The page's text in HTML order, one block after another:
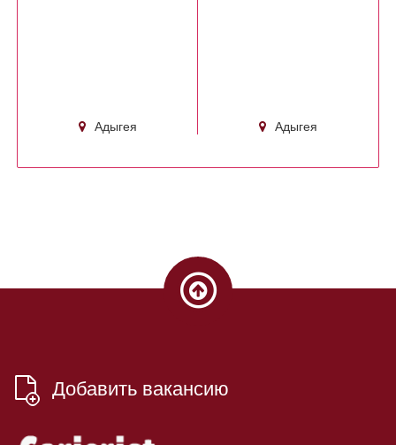
Адыгея Адыгея
Добавить вакансию